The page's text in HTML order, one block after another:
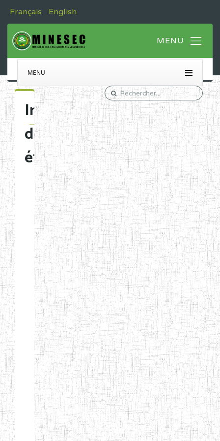
Français English
MENU
Immatriculation
des
établissements
Etablissements
d'enseignement
normal
ENI
Chercher:
Effacer les filtres
Denomination
Type